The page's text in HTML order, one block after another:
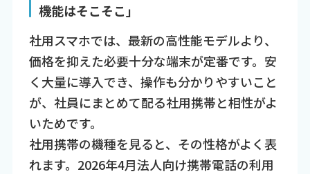
機能はそこそこ」
社用スマホでは、最新の高性能モデルより、
価格を抑えた必要十分な端末が定番です。安
く大量に導入でき、操作も分かりやすいこと
が、社員にまとめて配る社用携帯と相性がよ
いためです。
社用携帯の機種を見ると、その性格がよく表
れます。2026年4月法人向け携帯電話の利用